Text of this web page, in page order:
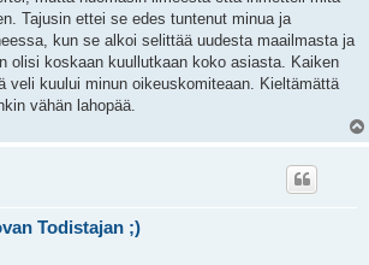
Tajusin ettei se edes tuntenut minua ja
kun se alkoi selittää uudesta maailmasta ja
olisi koskaan kuullutkaan koko asiasta. Kaiken
veli kuului minun oikeuskomiteaan. Kieltämättä
vähän lahopää.
Todistajan ;)